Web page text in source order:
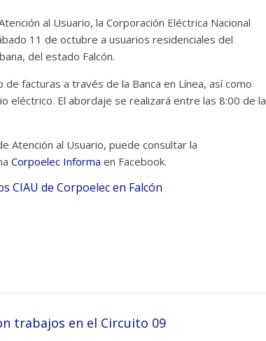
al Usuario, la Corporación Eléctrica Nacional
11 de octubre a usuarios residenciales del
del estado Falcón.
facturas a través de la Banca en Línea, así como
eléctrico. El abordaje se realizará entre las 8:00 de la
Atención al Usuario, puede consultar la
Corpoelec Informa en Facebook.
CIAU de Corpoelec en Falcón
trabajos en el Circuito 09